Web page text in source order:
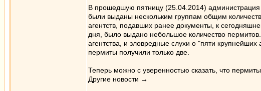
В прошедшую пятницу (25.04.2014)
были выданы нескольким группам общим
агентств, подавших ранее документы, к
дня, было выдано небольшое количество
агентства, и зловредные слухи о "пяти
пермиты получили только две.
Теперь можно с уверенностью сказать, что
Другие новости →